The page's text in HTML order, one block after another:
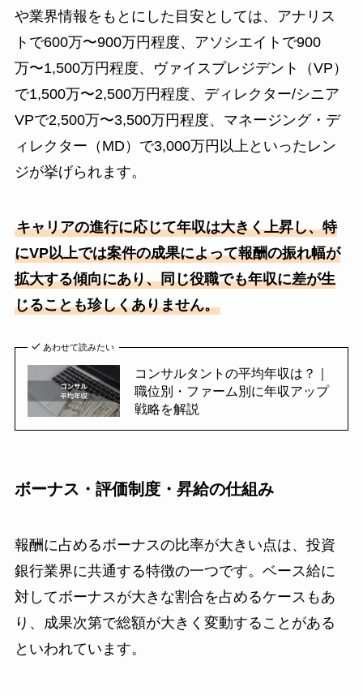
や業界情報をもとにした目安としては、アナリス
トで600万〜900万円程度、アソシエイトで900
万〜1,500万円程度、ヴァイスプレジデント（VP）
で1,500万〜2,500万円程度、ディレクター/シニア
VPで2,500万〜3,500万円程度、マネージング・デ
ィレクター（MD）で3,000万円以上といったレン
ジが挙げられます。
キャリアの進行に応じて年収は大きく上昇し、特
にVP以上では案件の成果によって報酬の振れ幅が
拡大する傾向にあり、同じ役職でも年収に差が生
じることも珍しくありません。
あわせて読みたい
コンサルタントの平均年収は？｜
職位別・ファーム別に年収アップ
戦略を解説
ボーナス・評価制度・昇給の仕組み
報酬に占めるボーナスの比率が大きい点は、投資
銀行業界に共通する特徴の一つです。ベース給に
対してボーナスが大きな割合を占めるケースもあ
り、成果次第で総額が大きく変動することがある
といわれています。